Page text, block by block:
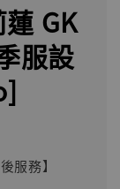
蓮 GK
服設
服務】